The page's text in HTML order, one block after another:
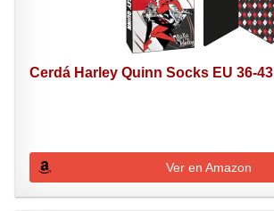
Cerdá Harley Quinn Socks EU 36-43
Ver en Amazon